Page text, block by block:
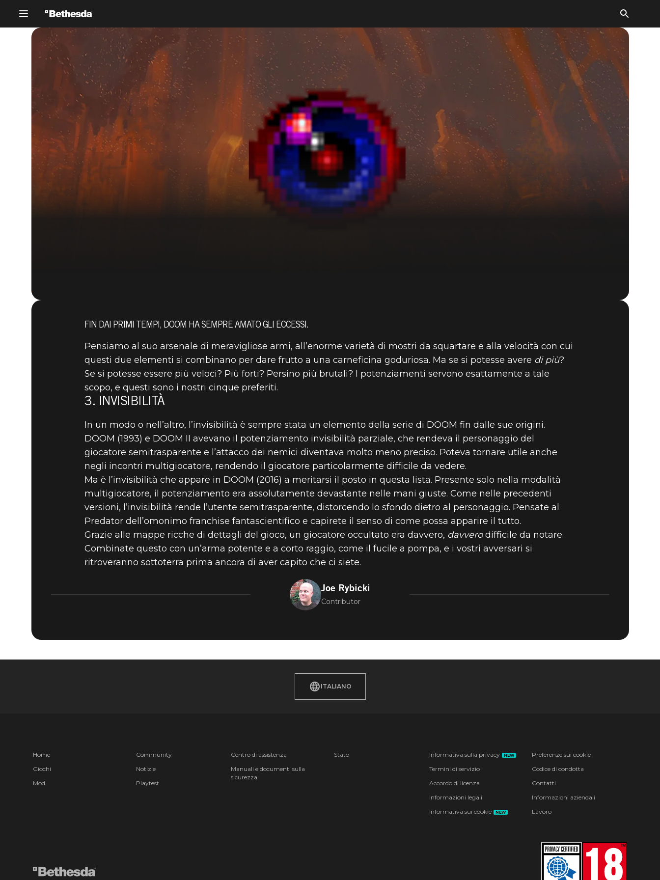
DOOM® Eternal 06 luglio 2019
I 5 MIGLIORI POTENZIAMENTI DI
DOOM - #3: INVISIBILITÀ
FIN DAI PRIMI TEMPI, DOOM HA SEMPRE AMATO GLI ECCESSI.
Pensiamo al suo arsenale di meravigliose armi, all’enorme varietà di mostri da squartare e alla velocità con cui
questi due elementi si combinano per dare frutto a una carneficina goduriosa. Ma se si potesse avere di più?
Se si potesse essere più veloci? Più forti? Persino più brutali? I potenziamenti servono esattamente a tale
scopo, e questi sono i nostri cinque preferiti.
3. INVISIBILITÀ
In un modo o nell’altro, l’invisibilità è sempre stata un elemento della serie di DOOM fin dalle sue origini.
DOOM (1993) e DOOM II avevano il potenziamento invisibilità parziale, che rendeva il personaggio del
giocatore semitrasparente e l’attacco dei nemici diventava molto meno preciso. Poteva tornare utile anche
negli incontri multigiocatore, rendendo il giocatore particolarmente difficile da vedere.
Ma è l’invisibilità che appare in DOOM (2016) a meritarsi il posto in questa lista. Presente solo nella modalità
multigiocatore, il potenziamento era assolutamente devastante nelle mani giuste. Come nelle precedenti
versioni, l’invisibilità rende l’utente semitrasparente, distorcendo lo sfondo dietro al personaggio. Pensate al
Predator dell’omonimo franchise fantascientifico e capirete il senso di come possa apparire il tutto.
Grazie alle mappe ricche di dettagli del gioco, un giocatore occultato era davvero, davverodifficile da notare.
Combinate questo con un’arma potente e a corto raggio, come il fucile a pompa, e i vostri avversari si
ritroveranno sottoterra prima ancora di aver capito che ci siete.
Joe Rybicki
Contributor
ITALIANO
Home
Giochi
Mod
Community
Notizie
Playtest
Centro di assistenza
Manuali e documenti sulla
sicurezza
Stato Informativa sulla privacy NEW
Termini di servizio
Accordo di licenza
Informazioni legali
Informativa sui cookie
NEW
Preferenze sui cookie
Codice di condotta
Contatti
Informazioni aziendali
Lavoro